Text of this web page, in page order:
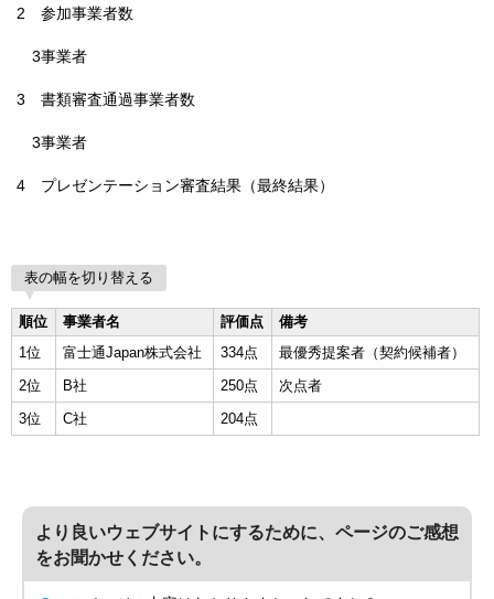
2 参加事業者数
3事業者
3 書類審査通過事業者数
3事業者
4 プレゼンテーション審査結果（最終結果）
表の幅を切り替える
順位 事業者名 評価点
備考
1位
富士通Japan株式会社 334点
最優秀提案者（契約候補者）
2位
B社 250点
次点者
3位
C社 204点
より良いウェブサイトにするために、ページのご感想
をお聞かせください。